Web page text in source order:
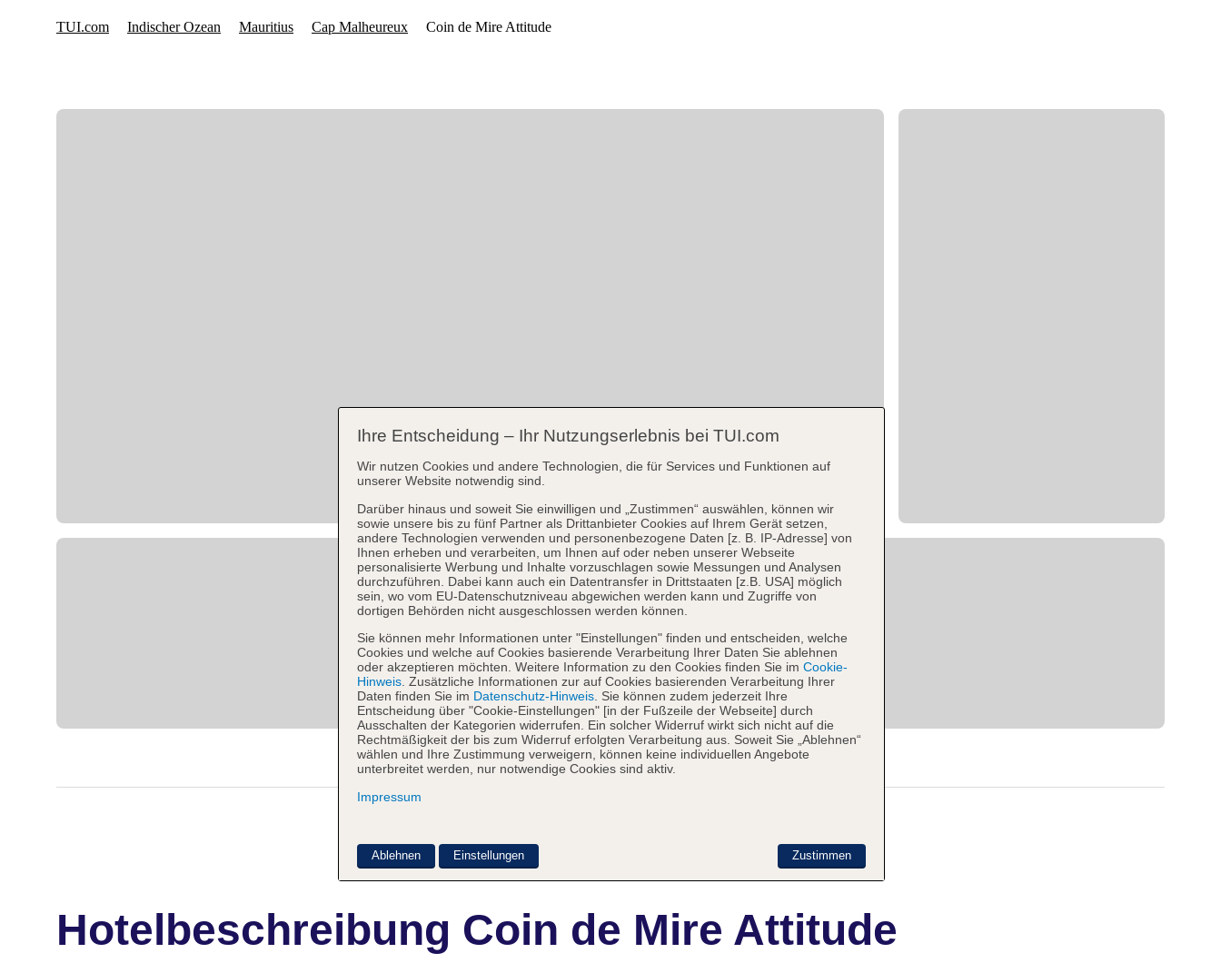
Hotelbeschreibung Coin de Mire Attitude
Ihre Entscheidung – Ihr Nutzungserlebnis bei TUI.com
Wir nutzen Cookies und andere Technologien, die für Services und Funktionen auf
unserer Website notwendig sind.
Darüber hinaus und soweit Sie einwilligen und „Zustimmen“ auswählen, können wir
sowie unsere bis zu fünf Partner als Drittanbieter Cookies auf Ihrem Gerät setzen,
andere Technologien verwenden und personenbezogene Daten [z. B. IP-Adresse] von
Ihnen erheben und verarbeiten, um Ihnen auf oder neben unserer Webseite
personalisierte Werbung und Inhalte vorzuschlagen sowie Messungen und Analysen
durchzuführen. Dabei kann auch ein Datentransfer in Drittstaaten [z.B. USA] möglich
sein, wo vom EU-Datenschutzniveau abgewichen werden kann und Zugriffe von
dortigen Behörden nicht ausgeschlossen werden können.
Sie können mehr Informationen unter "Einstellungen" finden und entscheiden, welche
Cookies und welche auf Cookies basierende Verarbeitung Ihrer Daten Sie ablehnen
oder akzeptieren möchten. Weitere Information zu den Cookies finden Sie im Cookie-
Hinweis . Zusätzliche Informationen zur auf Cookies basierenden Verarbeitung Ihrer
Daten finden Sie im Datenschutz-Hinweis . Sie können zudem jederzeit Ihre
Entscheidung über "Cookie-Einstellungen" [in der Fußzeile der Webseite] durch
Ausschalten der Kategorien widerrufen. Ein solcher Widerruf wirkt sich nicht auf die
Rechtmäßigkeit der bis zum Widerruf erfolgten Verarbeitung aus. Soweit Sie „Ablehnen“
wählen und Ihre Zustimmung verweigern, können keine individuellen Angebote
unterbreitet werden, nur notwendige Cookies sind aktiv.
Impressum
Zustimmen
Ablehnen Einstellungen